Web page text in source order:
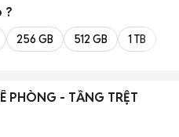
?
256 GB 512 GB 1 TB
PHÒNG - TẦNG TRỆT